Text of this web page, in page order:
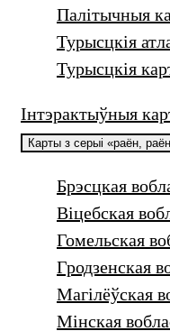
Палiтычныя
Турысцкія
Турысцкія
Інтэрактыўныя
Карты з серыі «раён,
Брэсцкая
Віцебская
Гомельская
Гродзенская
Магілёўская
Мінская